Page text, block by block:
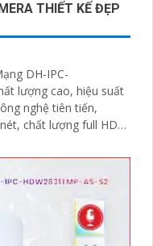
THIẾT KẾ ĐẸP
DH-IPC-
lượng cao, hiệu suất
chất lượng full HD